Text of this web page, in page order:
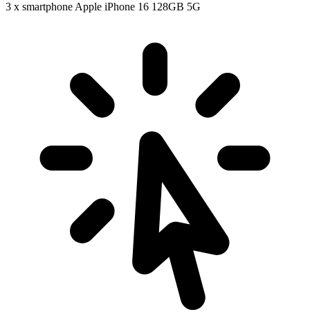
3 x smartphone Apple iPhone 16 128GB 5G